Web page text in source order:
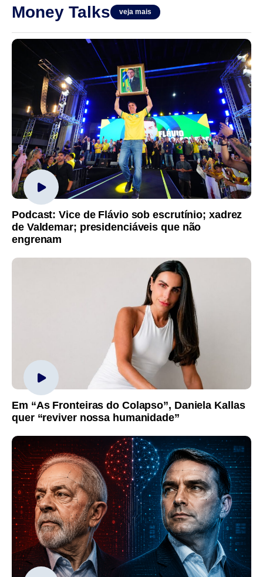
Money Talks veja mais
Podcast: Vice de Flávio sob escrutínio; xadrez
de Valdemar; presidenciáveis que não
engrenam
Em “As Fronteiras do Colapso”, Daniela Kallas
quer “reviver nossa humanidade”